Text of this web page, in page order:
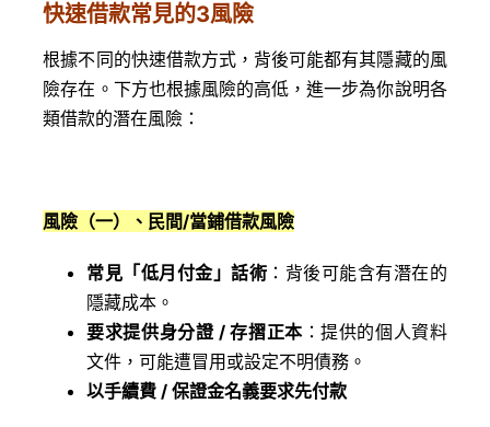
快速借款常見的3風險
根據不同的快速借款方式，背後可能都有其隱藏的風
險存在。下方也根據風險的高低，進一步為你說明各
類借款的潛在風險：
風險（一）、民間/當鋪借款風險
常見「低月付金」話術 ：背後可能含有潛在的
隱藏成本。
要求提供身分證 / 存摺正本：提供的個人資料
文件，可能遭冒用或設定不明債務。
以手續費 / 保證金名義要求先付款